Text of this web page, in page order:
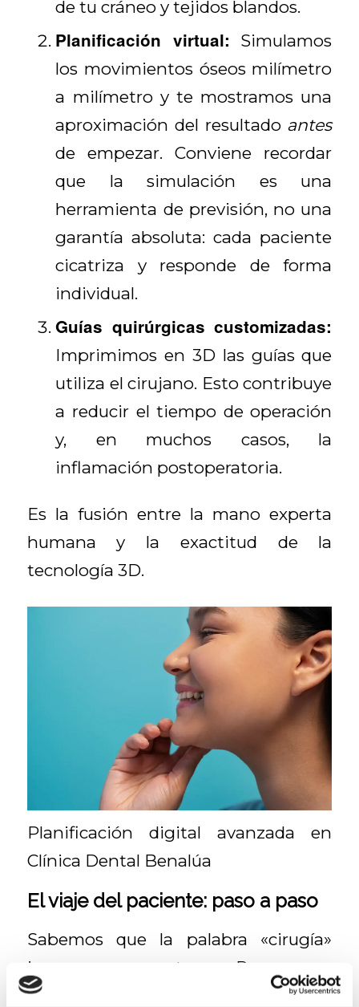
de tu cráneo y tejidos blandos.
Planificación virtual: Simulamos
los movimientos óseos milímetro
a milímetro y te mostramos una
aproximación del resultado antes
de empezar. Conviene recordar
que la simulación es una
herramienta de previsión, no una
garantía absoluta: cada paciente
cicatriza y responde de forma
individual.
Guías quirúrgicas customizadas:
Imprimimos en 3D las guías que
utiliza el cirujano. Esto contribuye
a reducir el tiempo de operación
y, en muchos casos, la
inflamación postoperatoria.
Es la fusión entre la mano experta
humana y la exactitud de la
tecnología 3D.
Planificación digital avanzada en
Clínica Dental Benalúa
El viaje del paciente: paso a paso
Sabemos que la palabra «cirugía»
impone respeto. Por eso
desglosamos el proceso con total